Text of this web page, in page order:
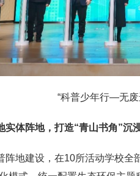
“科普少年行—无废
实体阵地，打造“青山书角”沉
阵地建设，在10所活动学校全